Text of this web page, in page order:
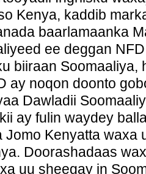
Kenya, kaddib
baarlamaanka
ee deggan
biiraan Soomaaliya,
ay noqon doonto
Dawladii
ay fulin waydey
Jomo Kenyatta waxa
Doorashadaas
uu sheegay in